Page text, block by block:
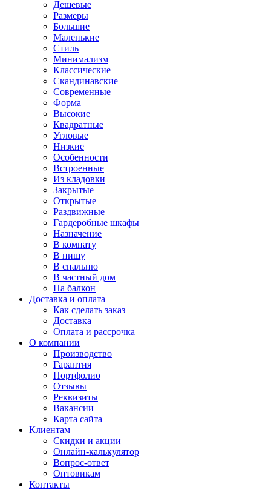
Дешевые
Размеры
Большие
Маленькие
Стиль
Минимализм
Классические
Скандинавские
Современные
Форма
Высокие
Квадратные
Угловые
Низкие
Особенности
Встроенные
Из кладовки
Закрытые
Открытые
Раздвижные
Гардеробные шкафы
Назначение
В комнату
В нишу
В спальню
В частный дом
На балкон
Доставка и оплата
Как сделать заказ
Доставка
Оплата и рассрочка
О компании
Производство
Гарантия
Портфолио
Отзывы
Реквизиты
Вакансии
Карта сайта
Клиентам
Скидки и акции
Онлайн-калькулятор
Вопрос-ответ
Оптовикам
Контакты